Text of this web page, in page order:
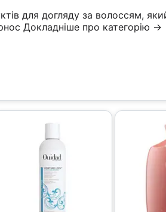
для догляду за волоссям,
Докладніше про категорію →